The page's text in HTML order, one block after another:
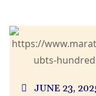
JUNE 23,